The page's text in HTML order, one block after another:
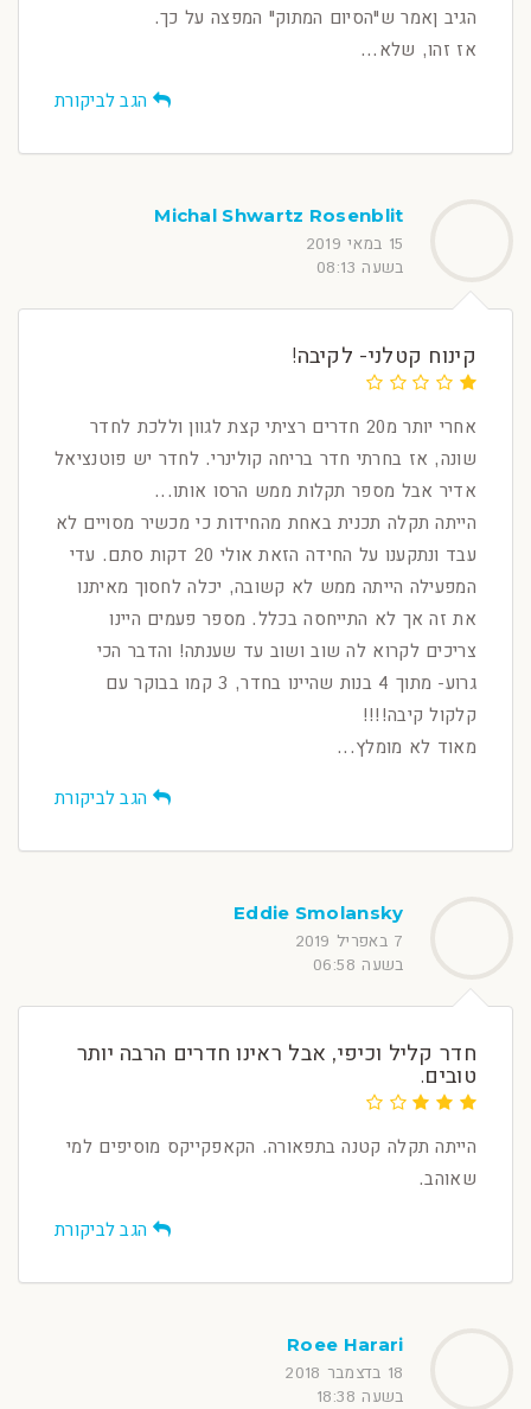
הגיב ןאמר ש"הסיום המתוק" המפצה על כך.
אז זהו, שלא...
הגב לביקורת
Michal Shwartz Rosenblit
15 במאי 2019
בשעה 08:13
קינוח קטלני- לקיבה!
אחרי יותר מ20 חדרים רציתי קצת לגוון וללכת לחדר
שונה, אז בחרתי חדר בריחה קולינרי. לחדר יש פוטנציאל
אדיר אבל מספר תקלות ממש הרסו אותו...
הייתה תקלה תכנית באחת מהחידות כי מכשיר מסויים לא
עבד ונתקענו על החידה הזאת אולי 20 דקות סתם. עדי
המפעילה הייתה ממש לא קשובה, יכלה לחסוך מאיתנו
את זה אך לא התייחסה בכלל. מספר פעמים היינו
צריכים לקרוא לה שוב ושוב עד שענתה! והדבר הכי
גרוע- מתוך 4 בנות שהיינו בחדר, 3 קמו בבוקר עם
קלקול קיבה!!!!
מאוד לא מומלץ...
הגב לביקורת
Eddie Smolansky
7 באפריל 2019
בשעה 06:58
חדר קליל וכיפי, אבל ראינו חדרים הרבה יותר
טובים.
הייתה תקלה קטנה בתפאורה. הקאפקייקס מוסיפים למי
שאוהב.
הגב לביקורת
Roee Harari
18 בדצמבר 2018
בשעה 18:38